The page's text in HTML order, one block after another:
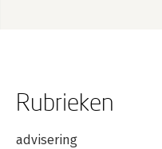
Rubrieken
advisering